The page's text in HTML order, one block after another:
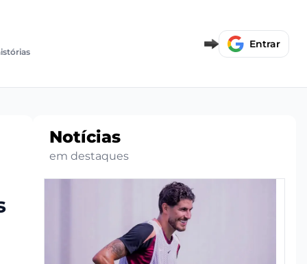
Entrar
Notícias
em destaques